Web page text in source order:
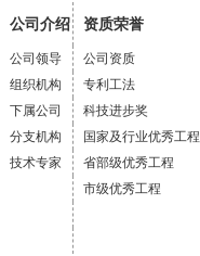
公司介绍 资质荣誉
公司领导 公司资质
组织机构
专利工法
下属公司
科技进步奖
分支机构
国家及行业优秀工程
技术专家
省部级优秀工程
市级优秀工程